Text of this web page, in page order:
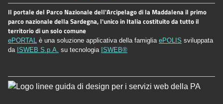
Il portale del Parco Nazionale dell'Arcipelago di la Maddalena il primo
parco nazionale della Sardegna, l'unico in Italia costituito da tutto il
territorio di un solo comune
ePORTAL è una soluzione applicativa della famiglia ePOLIS sviluppata
da ISWEB S.p.A. su tecnologia ISWEB®